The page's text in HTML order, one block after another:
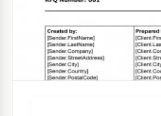
Cotação de Negócios